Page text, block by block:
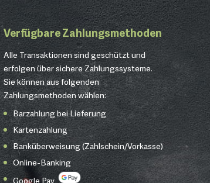
Verfügbare Zahlungsmethoden
Alle Transaktionen sind geschützt und
erfolgen über sichere Zahlungssysteme.
Sie können aus folgenden
Zahlungsmethoden wählen:
Barzahlung bei Lieferung
Kartenzahlung
Banküberweisung (Zahlschein/Vorkasse)
Online-Banking
Google Pay